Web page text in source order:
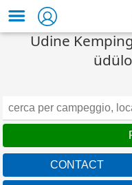
Udine
CONTACT